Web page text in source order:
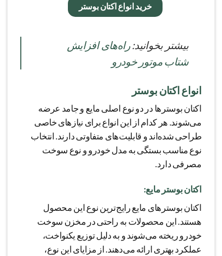
خرید انواع اکتان بوستر
بيشتر بخوانید:راه‌های افزایش
شتاب موتور خودرو
انواع اکتان بوستر
اکتان بوسترها در دو نوع اصلی مایع و جامد عرضه
می‌شوند. هر کدام از این انواع برای نیازهای خاصی
طراحی شده‌اند و قابلیت‌های متفاوتی دارند. انتخاب
نوع مناسب بستگی به مدل خودرو و نوع سوخت
مصرفی دارد.
اکتان بوستر مایع:
اکتان بوسترهای مایع رایج‌ترین نوع این محصول
هستند. این محصولات به راحتی در مخزن سوخت
خودرو ریخته می‌شوند و به دلیل توزیع یکنواخت،
عملکرد بهتری ارائه می‌دهند. از مزایای این نوع،